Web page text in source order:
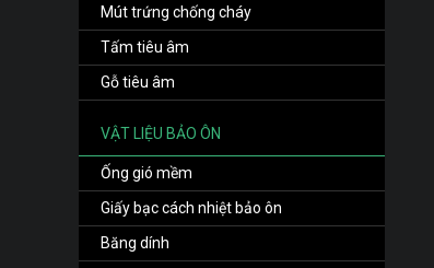
Mút trứng chống cháy
Tấm tiêu âm
Gỗ tiêu âm
VẬT LIỆU BẢO ÔN
Ống gió mềm
Giấy bạc cách nhiệt bảo ôn
Băng dính